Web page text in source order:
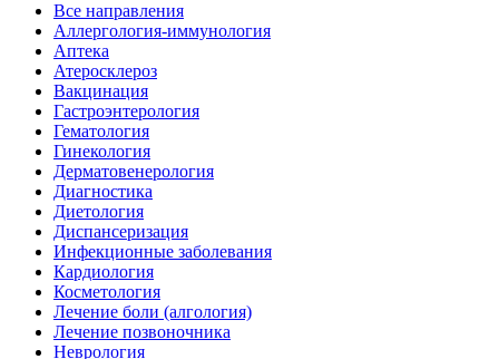
Все направления
Аллергология-иммунология
Аптека
Атеросклероз
Вакцинация
Гастроэнтерология
Гематология
Гинекология
Дерматовенерология
Диагностика
Диетология
Диспансеризация
Инфекционные заболевания
Кардиология
Косметология
Лечение боли (алгология)
Лечение позвоночника
Неврология